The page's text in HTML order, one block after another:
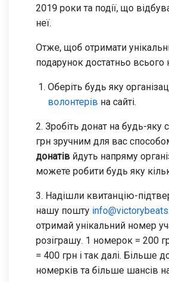
2019 роки та події, що
неї.
Отже, щоб отримати
подарунок достатньо всього
Оберіть будь яку
волонтерів на сайті.
2. Зробіть донат на будь-яку
грн зручним для вас
донатів йдуть напряму
можете робити будь яку
3. Надішли квитанцію-
нашу пошту
отримай унікальний номер
розіграшу. 1 номерок = 200
= 400 грн і так далі. Більше
номерків та більше шансів